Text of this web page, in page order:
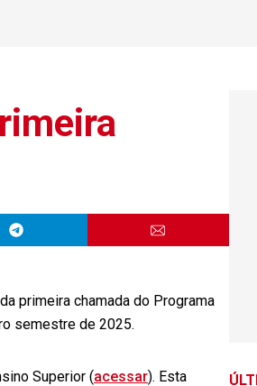
primeira chamada do Programa
semestre de 2025.
Superior (acessar). Esta